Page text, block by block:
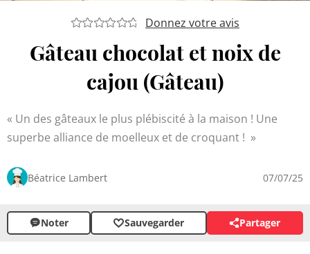
Donnez votre avis
Gâteau chocolat et noix de
cajou (Gâteau)
Un des gâteaux le plus plébiscité à la maison ! Une
superbe alliance de moelleux et de croquant !
Béatrice Lambert 07/07/25
Noter Sauvegarder Partager